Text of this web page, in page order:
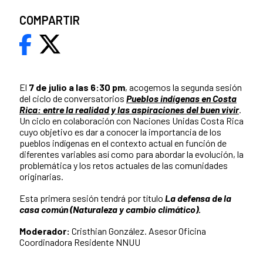
El 7 de julio a las 6:30 pm, acogemos la segunda sesión
del ciclo de conversatorios Pueblos indígenas en Costa
Rica: entre la realidad y las aspiraciones del buen vivir.
Un ciclo en colaboración con Naciones Unidas Costa Rica
cuyo objetivo es dar a conocer la importancia de los
pueblos indígenas en el contexto actual en función de
diferentes variables así como para abordar la evolución, la
problemática y los retos actuales de las comunidades
originarias.
Esta primera sesión tendrá por título La defensa de la
casa común (Naturaleza y cambio climático).
Moderador: Cristhian González. Asesor Oficina
Coordinadora Residente NNUU
COMPARTIR